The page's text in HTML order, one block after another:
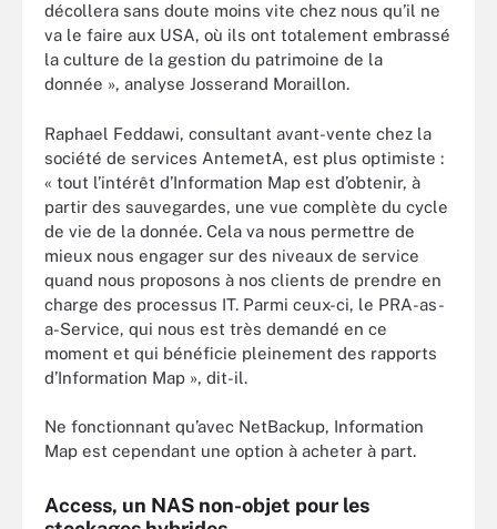
décollera sans doute moins vite chez nous qu’il ne
va le faire aux USA, où ils ont totalement embrassé
la culture de la gestion du patrimoine de la
donnée », analyse Josserand Moraillon.
Raphael Feddawi, consultant avant-vente chez la
société de services AntemetA, est plus optimiste :
« tout l’intérêt d’Information Map est d’obtenir, à
partir des sauvegardes, une vue complète du cycle
de vie de la donnée. Cela va nous permettre de
mieux nous engager sur des niveaux de service
quand nous proposons à nos clients de prendre en
charge des processus IT. Parmi ceux-ci, le PRA-as-
a-Service, qui nous est très demandé en ce
moment et qui bénéficie pleinement des rapports
d’Information Map », dit-il.
Ne fonctionnant qu’avec NetBackup, Information
Map est cependant une option à acheter à part.
Access, un NAS non-objet pour les